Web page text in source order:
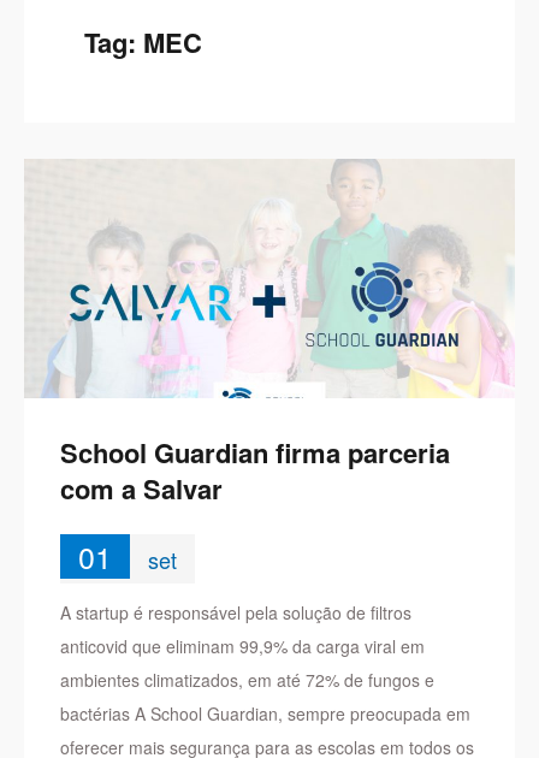
Tag: MEC
School Guardian firma parceria
com a Salvar
01 set
A startup é responsável pela solução de filtros
anticovid que eliminam 99,9% da carga viral em
ambientes climatizados, em até 72% de fungos e
bactérias A School Guardian, sempre preocupada em
oferecer mais segurança para as escolas em todos os